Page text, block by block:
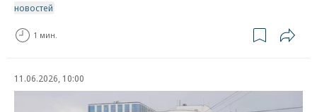
новостей
1 мин.
11.06.2026, 10:00